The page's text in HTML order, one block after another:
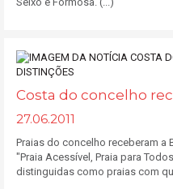
Costa do concelho
27.06.2011
Praias do concelho receberam a
"Praia Acessível, Praia para
distinguidas como praias com